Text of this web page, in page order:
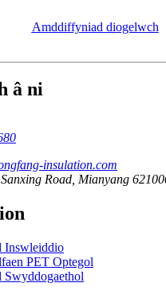
Amddiffyniad diogelwch
â ni
insulation.com
Road, Mianyang
Inswleiddio
PET Optegol
Swyddogaethol